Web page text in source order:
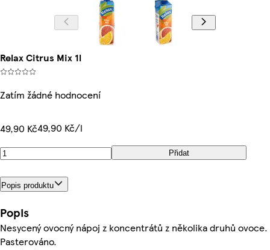
Relax Citrus Mix 1l
Zatím žádné hodnocení
49,90 Kč49,90 Kč/l
Přidat
Popis produktu
Popis
Nesycený ovocný nápoj z koncentrátů z několika druhů ovoce.
Pasterováno.